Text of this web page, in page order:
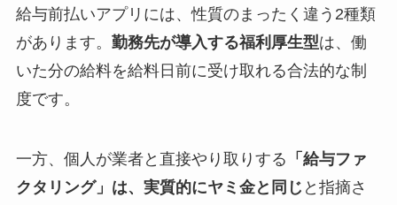
給与前払いアプリには、性質のまったく違う2種類
があります。 勤務先が導入する福利厚生型は、働
いた分の給料を給料日前に受け取れる合法的な制
度です。
一方、個人が業者と直接やり取りする 「給与ファ
クタリング」は、実質的にヤミ金と同じ と指摘さ